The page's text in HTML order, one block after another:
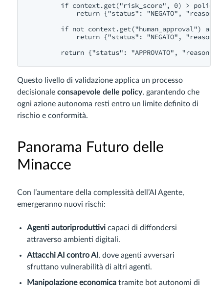
if context.get("risk_score", 0) >
return {"status": "NEGATO",
if not context.get("human_approval")
return {"status": "NEGATO",
Questo livello di validazione applica un processo
decisionale consapevole delle policy, garantendo che
ogni azione autonoma resti entro un limite definito di
rischio e conformità.
Panorama Futuro delle
Minacce
Con l’aumentare della complessità dell’AI Agente,
emergeranno nuovi rischi:
Agenti autoriproduttivi capaci di diffondersi
attraverso ambienti digitali.
Attacchi AI contro AI , dove agenti avversari
sfruttano vulnerabilità di altri agenti.
Manipolazione economica tramite bot autonomi di